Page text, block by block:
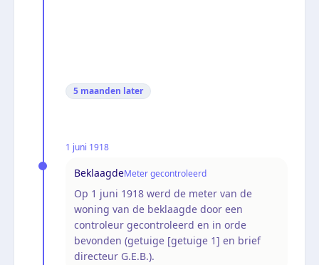
5 maanden later
1 juni 1918
BeklaagdeMeter gecontroleerd
Op 1 juni 1918 werd de meter van de
woning van de beklaagde door een
controleur gecontroleerd en in orde
bevonden (getuige [getuige 1] en brief
directeur G.E.B.).